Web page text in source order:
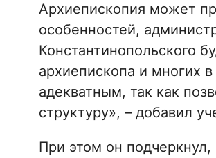
Архиепископия может
особенностей,
Константинопольского
архиепископа и многих
адекватным, так как
структуру», – добавил
При этом он